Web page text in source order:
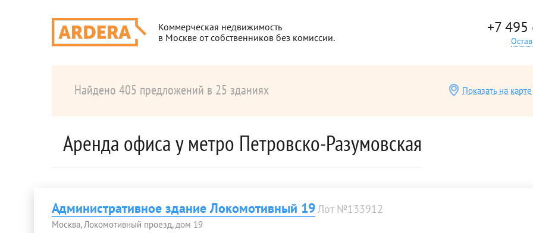
Коммерческая недвижимость
в Москве от собственников без комиссии.
+7
Найдено 405 предложений в 25 зданиях Показать на карте
Аренда офиса у метро Петровско-Разумовская
Административное здание Локомотивный 19Лот №133912
Москва, Локомотивный проезд, дом 19